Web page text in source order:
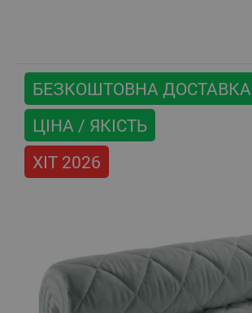
БЕЗКОШТОВНА ДОСТАВКА
ЦІНА / ЯКІСТЬ
ХІТ 2026